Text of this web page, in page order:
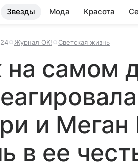
Звезды Мода Красота
Журнал OK! Светская жизнь
на самом
и
в ее